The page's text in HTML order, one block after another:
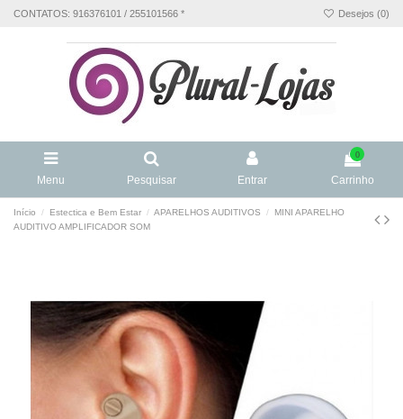
CONTATOS: 916376101 / 255101566 * Desejos (0)
Menu Pesquisar Entrar
0
Carrinho
Início Estectica e Bem Estar APARELHOS AUDITIVOS
MINI APARELHO
AUDITIVO AMPLIFICADOR SOM